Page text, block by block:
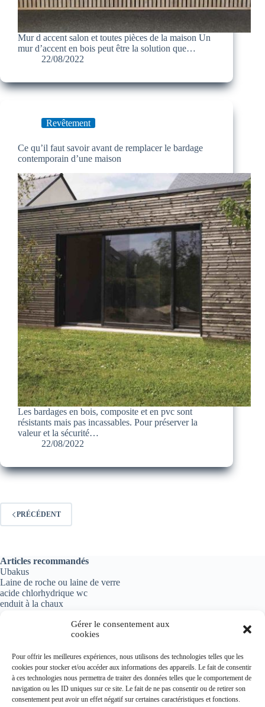
Gérer le consentement aux
cookies
Pour offrir les meilleures expériences, nous utilisons des technologies telles que les
cookies pour stocker et/ou accéder aux informations des appareils. Le fait de consentir
à ces technologies nous permettra de traiter des données telles que le comportement de
navigation ou les ID uniques sur ce site. Le fait de ne pas consentir ou de retirer son
consentement peut avoir un effet négatif sur certaines caractéristiques et fonctions.
Mur d accent salon et toutes pièces de la maison Un
mur d’accent en bois peut être la solution que…
22/08/2022
Revêtement
Ce qu’il faut savoir avant de remplacer le bardage
contemporain d’une maison
Les bardages en bois, composite et en pvc sont
résistants mais pas incassables. Pour préserver la
valeur et la sécurité…
22/08/2022
PRÉCÉDENT
Articles recommandés
Ubakus
Laine de roche ou laine de verre
acide chlorhydrique wc
enduit à la chaux
Politique de confidentialité
Mentions légales
Plan du site
Contact